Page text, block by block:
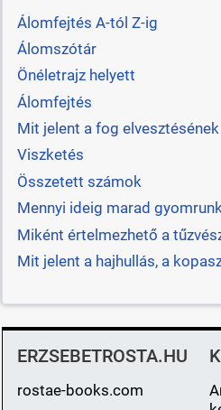
Álomfejtés A-tól Z-ig
Álomszótár
Önéletrajz helyett
Álomfejtés
Mit jelent a fog
Viszketés
Összetett számok
Mennyi ideig marad
Miként értelmezhető a
Mit jelent a hajhullás, a
ERZSEBETROSTA.HU
rostae-books.com